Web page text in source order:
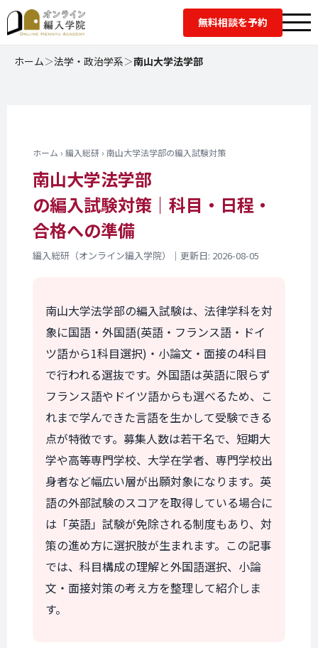
無料相談を予約
ホーム＞法学・政治学系＞南山大学法学部
ホーム › 編入総研 › 南山大学法学部の編入試験対策
南山大学法学部
の編入試験対策｜ 科目・日程・
合格への準備
編入総研（オンライン編入学院）｜更新日: 2026-08-05
南山大学法学部の編入試験は、法律学科を対
象に国語・外国語(英語・フランス語・ドイ
ツ語から1科目選択)・小論文・面接の4科目
で行われる選抜です。外国語は英語に限らず
フランス語やドイツ語からも選べるため、こ
れまで学んできた言語を生かして受験できる
点が特徴です。募集人数は若干名で、短期大
学や高等専門学校、大学在学者、専門学校出
身者など幅広い層が出願対象になります。英
語の外部試験のスコアを取得している場合に
は「英語」試験が免除される制度もあり、対
策の進め方に選択肢が生まれます。この記事
では、科目構成の理解と外国語選択、小論
文・面接対策の考え方を整理して紹介しま
す。